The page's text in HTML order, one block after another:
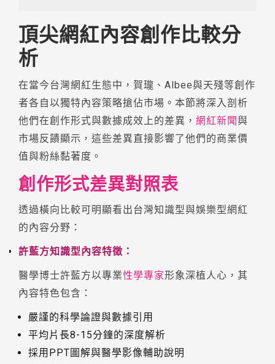
頂尖網紅內容創作比較分
析
在當今台灣網紅生態中，賀瓏、Albee與天殘等創作
者各自以獨特內容策略搶佔市場。本節將深入剖析
他們在創作形式與數據成效上的差異， 網紅新聞與
市場反饋顯示，這些差異直接影響了他們的商業價
值與粉絲黏著度。
創作形式差異對照表
透過橫向比較可明顯看出台灣知識型與娛樂型網紅
的內容分野：
許藍方知識型內容特徵：
醫學博士許藍方以專業性學專家形象深植人心，其
內容特色包含：
嚴謹的科學論證與數據引用
平均片長8-15分鐘的深度解析
採用PPT圖解與醫學影像輔助說明